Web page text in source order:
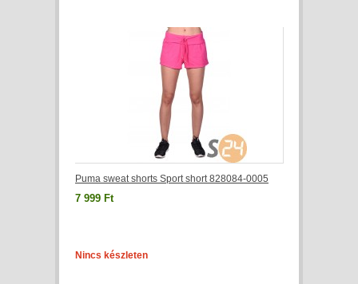
Puma sweat shorts Sport short 828084-0005
7 999 Ft
Nincs készleten